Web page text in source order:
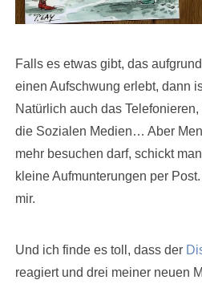
Falls es etwas gibt, das
einen Aufschwung erlebt, dann
Natürlich auch das
die Sozialen Medien… Aber
mehr besuchen darf, schickt
kleine Aufmunterungen per
mir.
Und ich finde es toll, dass der
reagiert und drei meiner neuen